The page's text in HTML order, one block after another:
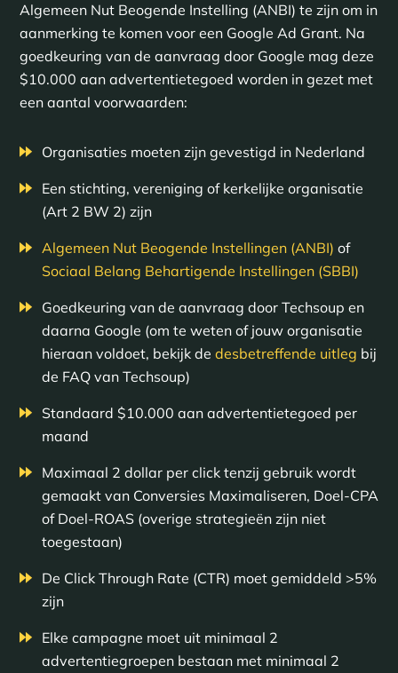
Algemeen Nut Beogende Instelling (ANBI) te zijn om in
aanmerking te komen voor een Google Ad Grant. Na
goedkeuring van de aanvraag door Google mag deze
$10.000 aan advertentietegoed worden in gezet met
een aantal voorwaarden:
Organisaties moeten zijn gevestigd in Nederland
Een stichting, vereniging of kerkelijke organisatie
(Art 2 BW 2) zijn
Algemeen Nut Beogende Instellingen (ANBI) of
Sociaal Belang Behartigende Instellingen (SBBI)
Goedkeuring van de aanvraag door Techsoup en
daarna Google (om te weten of jouw organisatie
hieraan voldoet, bekijk de desbetreffende uitleg bij
de FAQ van Techsoup)
Standaard $10.000 aan advertentietegoed per
maand
Maximaal 2 dollar per click tenzij gebruik wordt
gemaakt van Conversies Maximaliseren, Doel-CPA
of Doel-ROAS (overige strategieën zijn niet
toegestaan)
De Click Through Rate (CTR) moet gemiddeld >5%
zijn
Elke campagne moet uit minimaal 2
advertentiegroepen bestaan met minimaal 2